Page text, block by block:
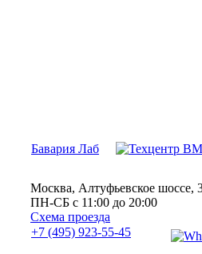
Бавария Лаб
Москва, Алтуфьевское шоссе,
ПН-СБ с 11:00 до 20:00
Схема проезда
+7 (495) 923-55-45